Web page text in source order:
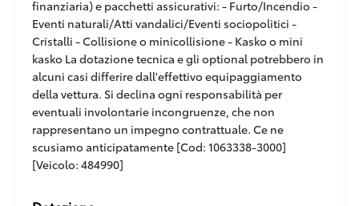
finanziaria) e pacchetti assicurativi: - Furto/Incendio -
Eventi naturali/Atti vandalici/Eventi sociopolitici -
Cristalli - Collisione o minicollisione - Kasko o mini
kasko La dotazione tecnica e gli optional potrebbero in
alcuni casi differire dall'effettivo equipaggiamento
della vettura. Si declina ogni responsabilità per
eventuali involontarie incongruenze, che non
rappresentano un impegno contrattuale. Ce ne
scusiamo anticipatamente [Cod: 1063338-3000]
[Veicolo: 484990]